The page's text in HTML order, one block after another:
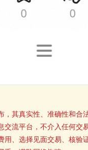
其真实性、准确性和合
流平台，不介入任何交
、选择见面交易、核验